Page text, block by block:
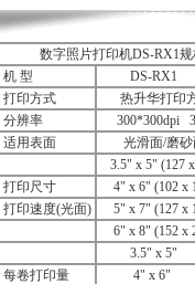
数字照片打印机DS-RX1
机 型
打印方式
热升
分辨率
300*300dpi
适用表面
光滑
3.5" x 5"
打印尺寸
4" x 6"
打印速度(光面)
5" x 7"
6" x 8"
3.5"
每卷打印量
4" x